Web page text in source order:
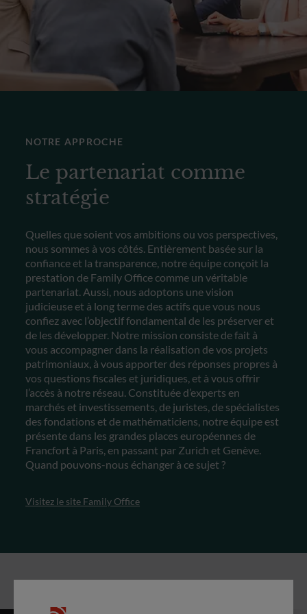
NOTRE APPROCHE
Le partenariat comme
stratégie
Quelles que soient vos ambitions ou vos perspectives,
nous sommes à vos côtés. Entièrement basée sur la
confiance et la transparence, notre équipe conçoit la
prestation de Family Office comme un véritable
partenariat. Aussi, nous adoptons une vision
judicieuse et à long terme des actifs que vous nous
confiez avec l’objectif fondamental de les préserver et
de les développer. Notre mission consiste de fait à
vous accompagner dans la réalisation de vos projets
patrimoniaux, à vous apporter des réponses propres à
vos questions fiscales et juridiques, et à vous offrir
l’accès à notre réseau. Constituée d’experts en
marchés et investissements, de juristes, de spécialistes
des fondations et de mathématiciens, notre équipe est
présente dans les grandes places européennes de
Francfort à Paris, en passant par Zurich et Genève.
Quand pouvons-nous échanger à ce sujet ?
Visitez le site Family Office